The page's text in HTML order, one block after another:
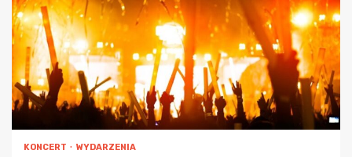
KONCERT WYDARZENIA